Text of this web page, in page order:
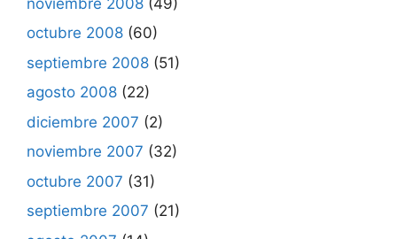
octubre 2008 (60)
septiembre 2008 (51)
agosto 2008 (22)
diciembre 2007 (2)
noviembre 2007 (32)
octubre 2007 (31)
septiembre 2007 (21)